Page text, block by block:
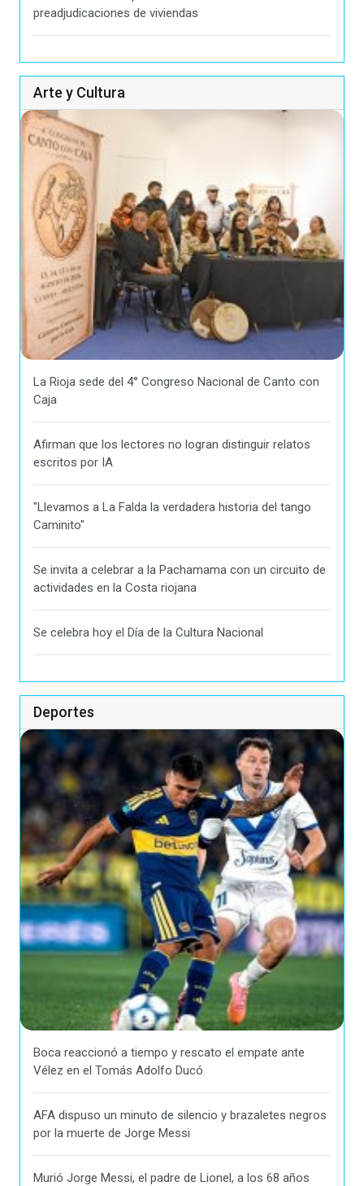
preadjudicaciones de viviendas
Arte y Cultura
La Rioja sede del 4° Congreso Nacional de Canto con
Caja
Afirman que los lectores no logran distinguir relatos
escritos por IA
"Llevamos a La Falda la verdadera historia del tango
Caminito"
Se invita a celebrar a la Pachamama con un circuito de
actividades en la Costa riojana
Se celebra hoy el Día de la Cultura Nacional
Deportes
Boca reaccionó a tiempo y rescato el empate ante
Vélez en el Tomás Adolfo Ducó
AFA dispuso un minuto de silencio y brazaletes negros
por la muerte de Jorge Messi
Murió Jorge Messi, el padre de Lionel, a los 68 años